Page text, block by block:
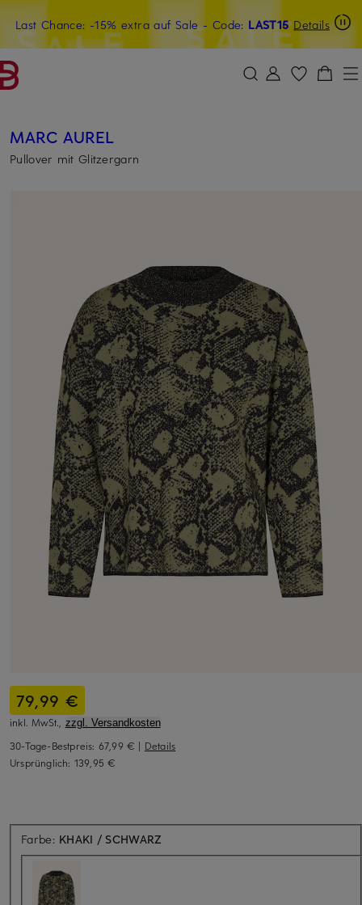
ZUM HAUPTINHALT ÜBERSPRINGEN ZUM SUCHFELD ÜBERSPRINGEN
Last Chance: -15% extra auf Sale- Code: LAST15 Details
20€-Willkommensgutschein mit Beyond sichern
MARC AUREL
Pullover mit Glitzergarn
79,99 €
inkl. MwSt., zzgl. Versandkosten
30-Tage-Bestpreis: 67,99 € | Details
Ursprünglich: 139,95 €
Farbe: KHAKI / SCHWARZ